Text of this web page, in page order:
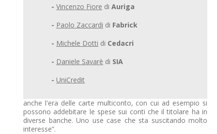
- Vincenzo Fiore di Auriga
- Paolo Zaccardi di Fabrick
- Michele Dotti di Cedacri
- Daniele Savarè di SIA
- UniCredit
anche l'era delle carte multiconto, con cui ad esempio si
possono addebitare le spese sui conti che il titolare ha in
diverse banche. Uno use case che sta suscitando molto
interesse”.